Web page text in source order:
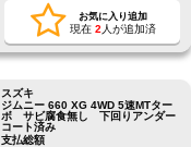
お気に入り追加
現在 2 人が追加済
スズキ
ジムニー 660 XG 4WD 5速MTター
ボ サビ腐食無し 下回りアンダー
コート済み
支払総額